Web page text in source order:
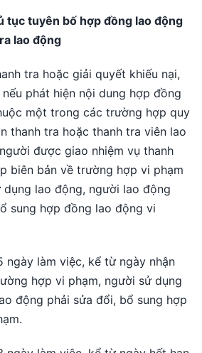
tục tuyên bố hợp đồng lao động
lao động
tra hoặc giải quyết khiếu nại,
phát hiện nội dung hợp đồng
một trong các trường hợp quy
thanh tra hoặc thanh tra viên lao
được giao nhiệm vụ thanh
biên bản về trường hợp vi phạm
lao động, người lao động
sung hợp đồng lao động vi
ngày làm việc, kể từ ngày nhận
hợp vi phạm, người sử dụng
động phải sửa đổi, bổ sung hợp